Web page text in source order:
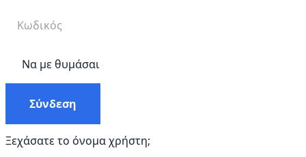
Να με θυμάσαι
Σύνδεση
Ξεχάσατε το όνομα χρήστη;